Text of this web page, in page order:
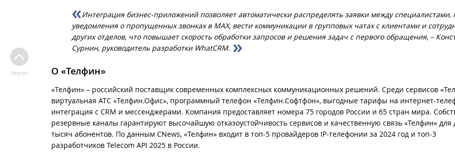
Интеграция бизнес-приложений позволяет автоматически распределять заявки между специалистами,
уведомления о пропущенных звонках в MAX, вести коммуникации в групповых чатах с клиентами и
других отделов, что повышает скорость обработки запросов и решения задач с первого обращения, –
Сурнин, руководитель разработки WhatCRM.
О «Телфин»
«Телфин» – российский поставщик современных комплексных коммуникационных решений. Среди сервисов
виртуальная АТС «Телфин.Офис», программный телефон «Телфин.Cофтфон», выгодные тарифы на интернет-
интеграция с CRM и мессенджерами. Компания предоставляет номера 75 городов России и 65 стран мира.
резервные каналы гарантируют высочайшую отказоустойчивость сервисов и качественную связь «Телфин» для
тысяч абонентов. По данным CNews, «Телфин» входит в топ-5 провайдеров IP-телефонии за 2024 год и топ-3
разработчиков Telecom API 2025 в России.
Наверх